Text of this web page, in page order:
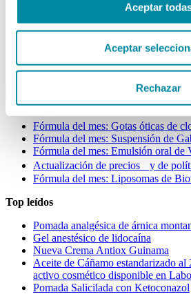
Aceptar
Aceptar
Rechazar
import_contacts
Buscar
search
Entradas recientes
Fórmula del mes: Gotas óticas de
Fórmula del mes: Suspensión de
Fórmula del mes: Emulsión oral de
Actualización de precios y de
Fórmula del mes: Liposomas de
Top leídos
Pomada analgésica de árnica
Gel anestésico de lidocaína
Nueva Crema Antiox Guinama
Aceite de Cáñamo estandarizado
activo cosmético disponible en
Pomada Salicilada con Ketoconazol